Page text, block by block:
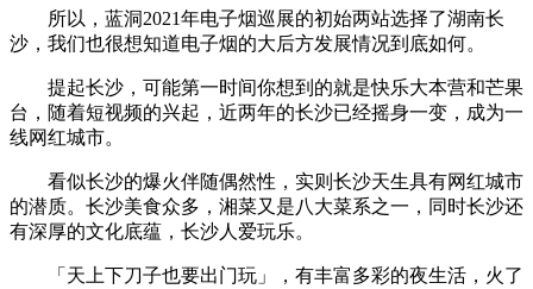
所以，蓝洞2021年电子烟巡展的初始两站选择了湖南长
沙，我们也很想知道电子烟的大后方发展情况到底如何。
提起长沙，可能第一时间你想到的就是快乐大本营和芒果
台，随着短视频的兴起，近两年的长沙已经摇身一变，成为一
线网红城市。
看似长沙的爆火伴随偶然性，实则长沙天生具有网红城市
的潜质。长沙美食众多，湘菜又是八大菜系之一，同时长沙还
有深厚的文化底蕴，长沙人爱玩乐。
「天上下刀子也要出门玩」，有丰富多彩的夜生活，火了